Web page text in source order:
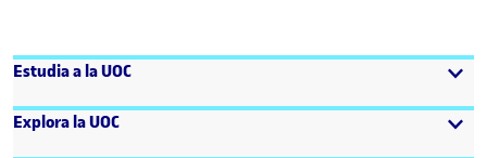
Estudia a la UOC
Explora la UOC